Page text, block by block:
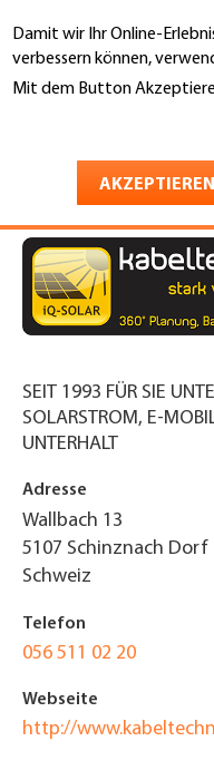
Damit wir Ihr Online-
verbessern können,
Mit dem Button
AKZEPTIEREN
zum
Inhalt
SEIT 1993 FÜR SIE
SOLARSTROM, E-
UNTERHALT
Adresse
Wallbach 13
5107 Schinznach Dorf
Schweiz
Telefon
056 511 02 20
Webseite
http://